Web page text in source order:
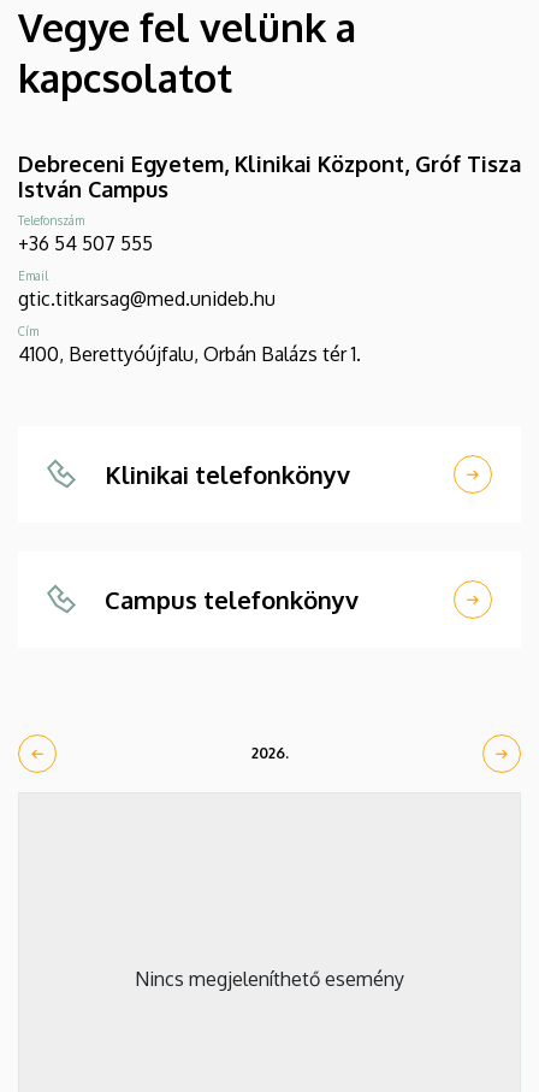
Vegye fel velünk a
kapcsolatot
Debreceni Egyetem, Klinikai Központ, Gróf Tisza
István Campus
Telefonszám
+36 54 507 555
Email
gtic.titkarsag@med.unideb.hu
Cím
4100, Berettyóújfalu, Orbán Balázs tér 1.
Klinikai telefonkönyv
Campus telefonkönyv
2026.
Nincs megjeleníthető esemény